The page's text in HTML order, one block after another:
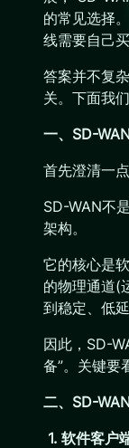
的常见选择
线需要自己
答案并不复
关。下面我
一、SD-
首先澄清一点
SD-WAN不
架构。
它的核心是
的物理通道(
到稳定、低
因此，SD-
备”。关键要
二、SD-
1. 软件客户